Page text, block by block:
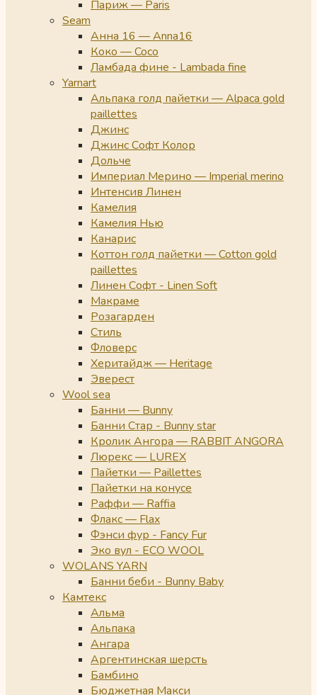
Париж — Paris
Seam
Анна 16 — Anna16
Коко — Coco
Ламбада фине - Lambada fine
Yarnart
Альпака голд пайетки — Alpaca gold
paillettes
Джинс
Джинс Софт Колор
Дольче
Империал Мерино — Imperial merino
Интенсив Линен
Камелия
Камелия Нью
Канарис
Коттон голд пайетки — Cotton gold
paillettes
Линен Софт - Linen Soft
Макраме
Розагарден
Стиль
Фловерс
Херитайдж — Heritage
Эверест
Wool sea
Банни — Bunny
Банни Стар - Bunny star
Кролик Ангора — RABBIT ANGORA
Люрекс — LUREX
Пайетки — Paillettes
Пайетки на конусе
Раффи — Raffia
Флакс — Flax
Фэнси фур - Fancy Fur
Эко вул - ECO WOOL
WOLANS YARN
Банни беби - Bunny Baby
Камтекс
Альма
Альпака
Ангара
Аргентинская шерсть
Бамбино
Бюджетная Макси